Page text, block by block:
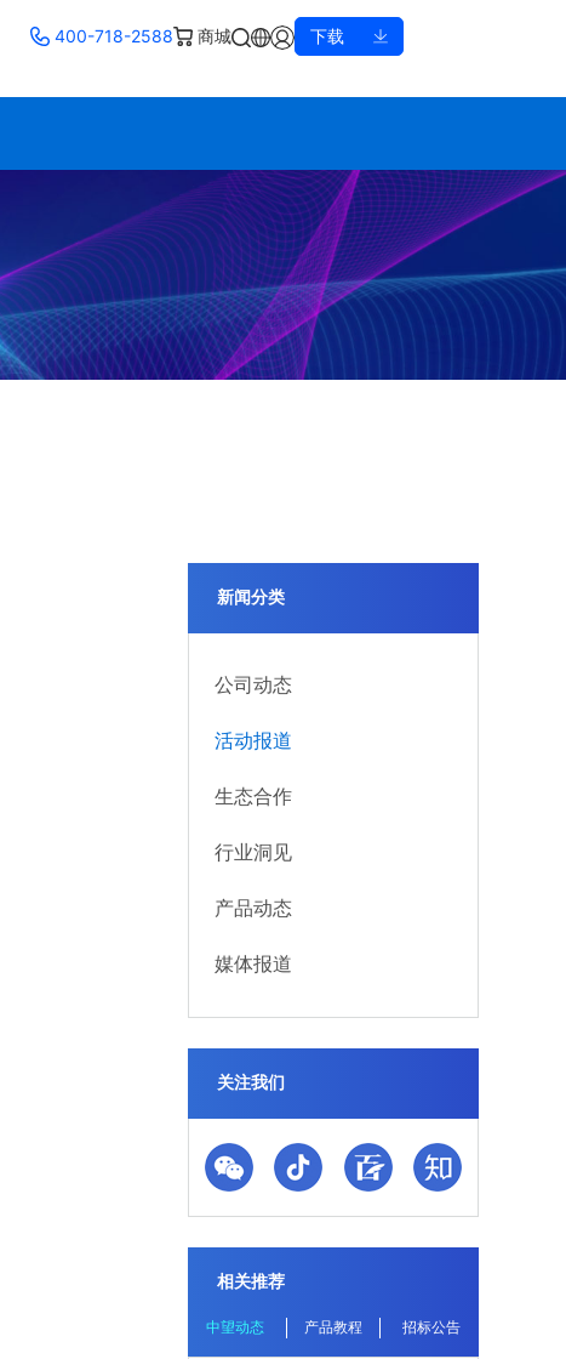
400-718-2588 商城 下载
新闻分类
公司动态
活动报道
生态合作
行业洞见
产品动态
媒体报道
关注我们
相关推荐
中望动态 产品教程 招标公告